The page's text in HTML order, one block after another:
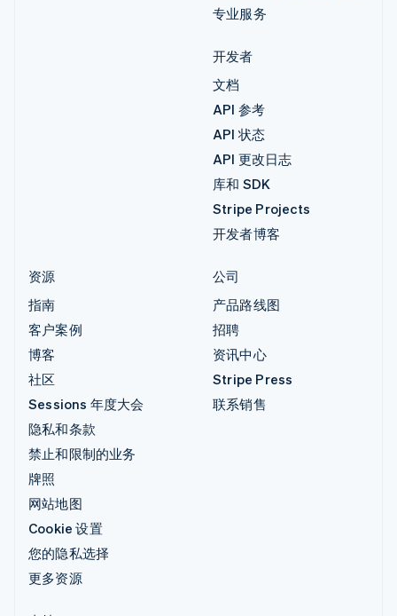
专业服务
开发者
文档
API 参考
API 状态
API 更改日志
库和 SDK
Stripe Projects
开发者博客
资源
指南
客户案例
博客
社区
Sessions 年度大会
隐私和条款
禁止和限制的业务
牌照
网站地图
Cookie 设置
您的隐私选择
更多资源
公司
产品路线图
招聘
资讯中心
Stripe Press
联系销售